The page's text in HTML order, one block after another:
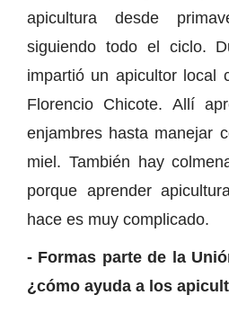
apicultura desde
siguiendo todo el ciclo.
impartió un apicultor local
Florencio Chicote. Allí
enjambres hasta manejar
miel. También hay
porque aprender
hace es muy complicado.
- Formas parte de la
¿cómo ayuda a los